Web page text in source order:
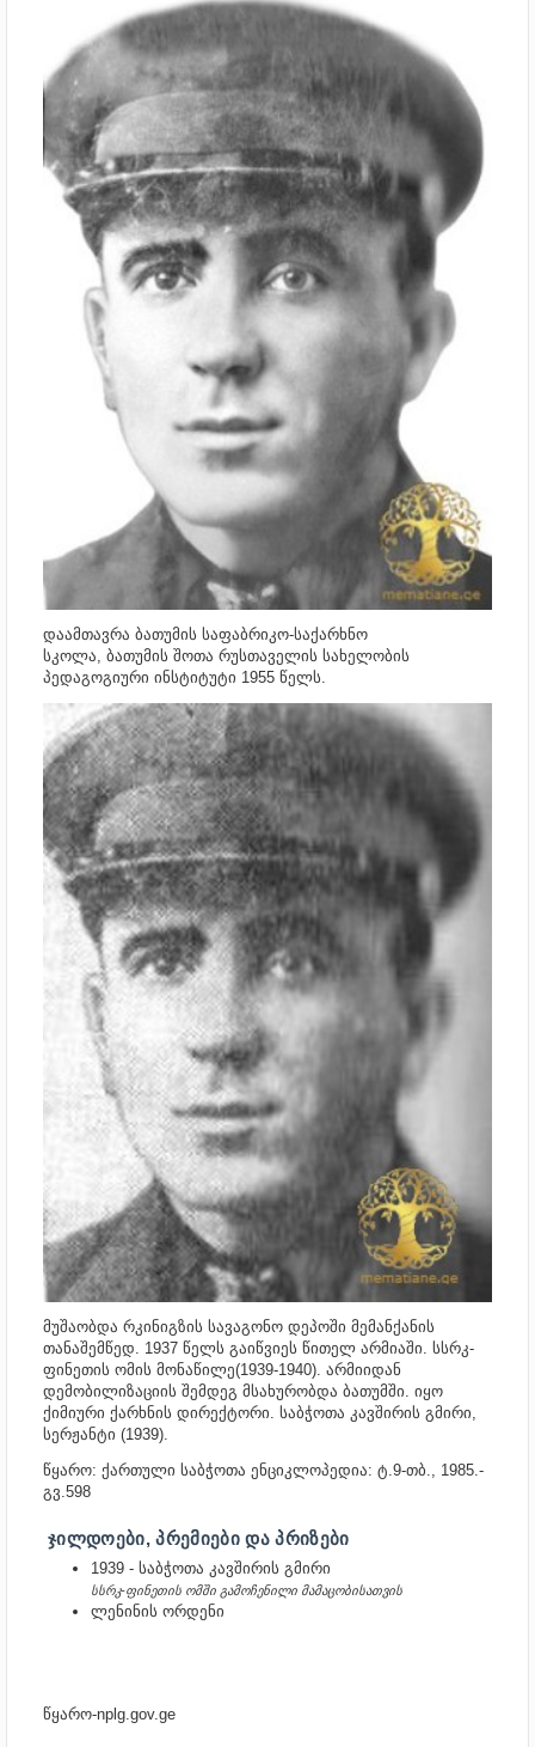
დაამთავრა ბათუმის საფაბრიკო-საქარხნო
სკოლა, ბათუმის შოთა რუსთაველის სახელობის
პედაგოგიური ინსტიტუტი 1955 წელს.
მუშაობდა რკინიგზის სავაგონო დეპოში მემანქანის
თანაშემწედ. 1937 წელს გაიწვიეს წითელ არმიაში. სსრკ-
ფინეთის ომის მონაწილე(1939-1940). არმიიდან
დემობილიზაციის შემდეგ მსახურობდა ბათუმში. იყო
ქიმიური ქარხნის დირექტორი. საბჭოთა კავშირის გმირი,
სერჟანტი (1939).
წყარო: ქართული საბჭოთა ენციკლოპედია: ტ.9-თბ., 1985.-
გვ.598
ᲯᲘᲚᲓᲝᲔᲑᲘ, ᲞᲠᲔᲛᲘᲔᲑᲘ ᲓᲐ ᲞᲠᲘᲖᲔᲑᲘ
1939 - საბჭოთა კავშირის გმირი
სსრკ-ფინეთის ომში გამოჩენილი მამაცობისათვის
ლენინის ორდენი
წყარო-nplg.gov.ge